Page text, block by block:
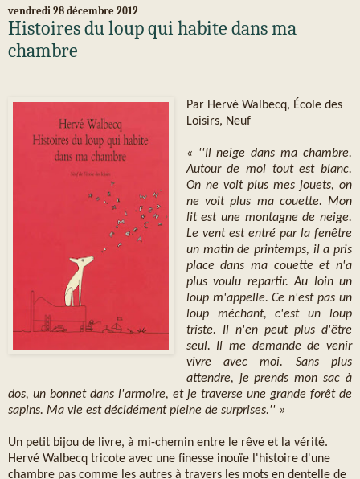
vendredi 28 décembre 2012
Histoires du loup qui habite dans ma
chambre
Par Hervé Walbecq, École des
Loisirs, Neuf
« ''Il neige dans ma chambre.
Autour de moi tout est blanc.
On ne voit plus mes jouets, on
ne voit plus ma couette. Mon
lit est une montagne de neige.
Le vent est entré par la fenêtre
un matin de printemps, il a pris
place dans ma couette et n'a
plus voulu repartir. Au loin un
loup m'appelle. Ce n'est pas un
loup méchant, c'est un loup
triste. Il n'en peut plus d'être
seul. Il me demande de venir
vivre avec moi. Sans plus
attendre, je prends mon sac à
dos, un bonnet dans l'armoire, et je traverse une grande forêt de
sapins. Ma vie est décidément pleine de surprises.'' »
Un petit bijou de livre, à mi-chemin entre le rêve et la vérité.
Hervé Walbecq tricote avec une finesse inouïe l'histoire d'une
chambre pas comme les autres à travers les mots en dentelle de